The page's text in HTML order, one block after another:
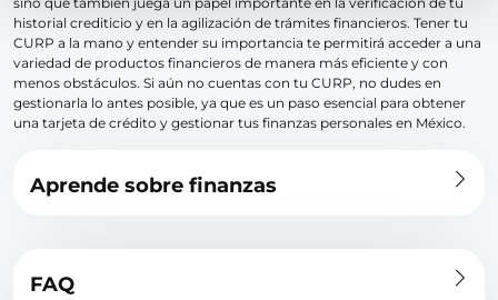
historial crediticio y en la agilización de trámites financieros. Tener tu
CURP a la mano y entender su importancia te permitirá acceder a una
variedad de productos financieros de manera más eficiente y con
menos obstáculos. Si aún no cuentas con tu CURP, no dudes en
gestionarla lo antes posible, ya que es un paso esencial para obtener
una tarjeta de crédito y gestionar tus finanzas personales en México.
Aprende sobre finanzas
FAQ